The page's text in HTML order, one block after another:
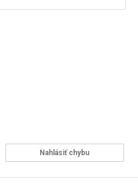
Nahlásiť chybu